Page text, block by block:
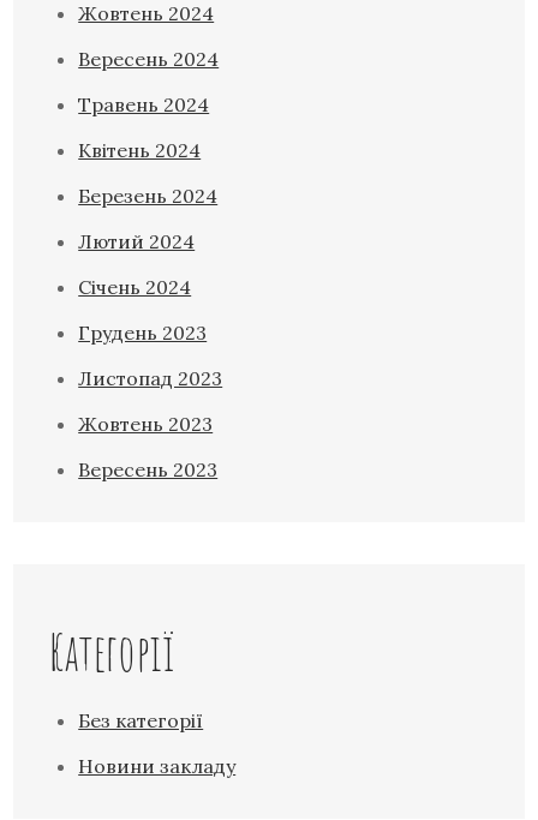
Жовтень 2024
Вересень 2024
Травень 2024
Квітень 2024
Березень 2024
Лютий 2024
Січень 2024
Грудень 2023
Листопад 2023
Жовтень 2023
Вересень 2023
Категорії
Без категорії
Новини закладу